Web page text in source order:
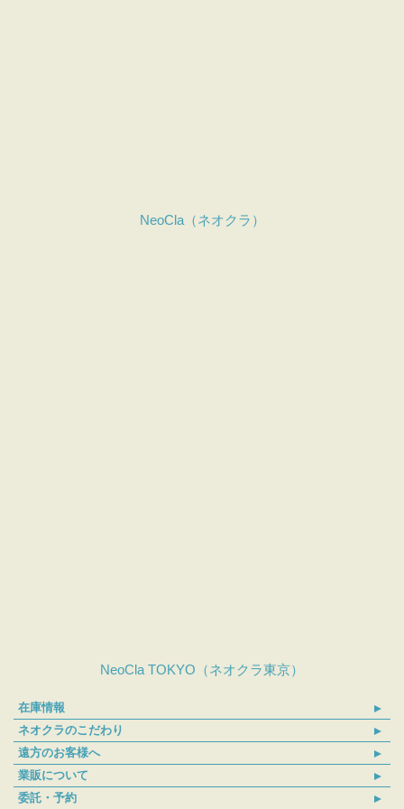
NeoCla（ネオクラ）
NeoCla TOKYO（ネオクラ東京）
在庫情報
ネオクラのこだわり
遠方のお客様へ
業販について
委託・予約